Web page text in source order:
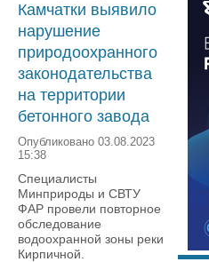
Камчатки выявило
нарушение
природоохранного
законодательства
на территории
бетонного завода
Опубликовано 03.08.2023
15:38
Специалисты
Минприроды и СВТУ
ФАР провели повторное
обследование
водоохранной зоны реки
Кирпичной.